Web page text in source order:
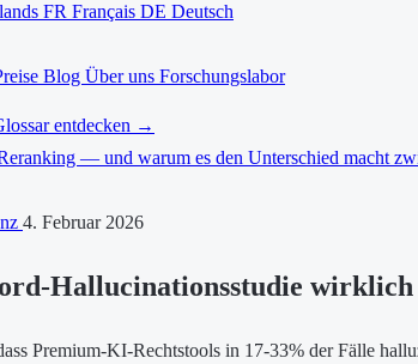
FR Français DE Deutsch
Blog Über uns Forschungslabor
entdecken →
— und warum es den Unterschied macht
4. Februar 2026
Hallucinationsstudie
Premium-KI-Rechtstools in 17-33% der Fälle